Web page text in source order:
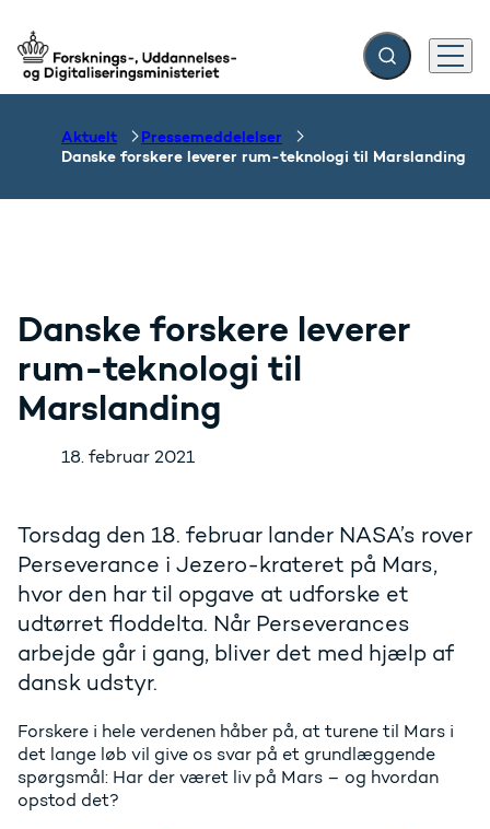
Gå til forsiden Fold søgefelt ud
Menu
Aktuelt
Pressemeddelelser
Danske forskere leverer rum-teknologi til Marslanding
Danske forskere leverer
rum-teknologi til
Marslanding
18. februar 2021
Torsdag den 18. februar lander NASA’s rover
Perseverance i Jezero-krateret på Mars,
hvor den har til opgave at udforske et
udtørret floddelta. Når Perseverances
arbejde går i gang, bliver det med hjælp af
dansk udstyr.
Forskere i hele verdenen håber på, at turene til Mars i
det lange løb vil give os svar på et grundlæggende
spørgsmål: Har der været liv på Mars – og hvordan
opstod det?